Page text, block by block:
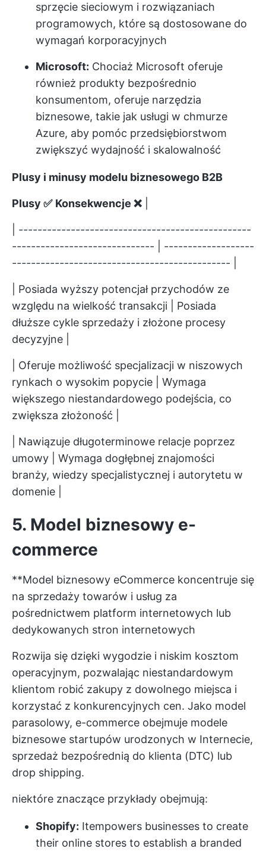
sprzęcie sieciowym i rozwiązaniach
programowych, które są dostosowane do
wymagań korporacyjnych
Microsoft: Chociaż Microsoft oferuje
również produkty bezpośrednio
konsumentom, oferuje narzędzia
biznesowe, takie jak usługi w chmurze
Azure, aby pomóc przedsiębiorstwom
zwiększyć wydajność i skalowalność
Plusy i minusy modelu biznesowego B2B
Plusy ✅ Konsekwencje ❌
| -------------------------------------------------
------------------------------ | -------------------
---------------------------------------------- |
| Posiada wyższy potencjał przychodów ze
względu na wielkość transakcji | Posiada
dłuższe cykle sprzedaży i złożone procesy
decyzyjne |
| Oferuje możliwość specjalizacji w niszowych
rynkach o wysokim popycie | Wymaga
większego niestandardowego podejścia, co
zwiększa złożoność |
| Nawiązuje długoterminowe relacje poprzez
umowy | Wymaga dogłębnej znajomości
branży, wiedzy specjalistycznej i autorytetu w
domenie |
5. Model biznesowy e-
commerce
**Model biznesowy eCommerce koncentruje się
na sprzedaży towarów i usług za
pośrednictwem platform internetowych lub
dedykowanych stron internetowych
Rozwija się dzięki wygodzie i niskim kosztom
operacyjnym, pozwalając niestandardowym
klientom robić zakupy z dowolnego miejsca i
korzystać z konkurencyjnych cen. Jako model
parasolowy, e-commerce obejmuje modele
biznesowe startupów urodzonych w Internecie,
sprzedaż bezpośrednią do klienta (DTC) lub
drop shipping.
niektóre znaczące przykłady obejmują:
Shopify: Itempowers businesses to create
their online stores to establish a branded